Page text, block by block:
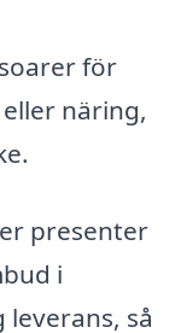
för
näring,
presenter
i
så